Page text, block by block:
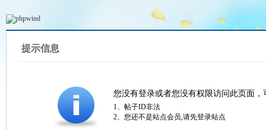
提示信息
您没有登录或者您没有权限访问此页面
1、帖子ID非法
2、您还不是站点会员,请先登录站点